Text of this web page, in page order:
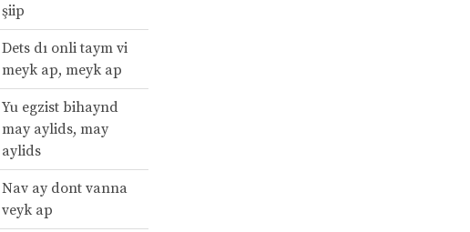
şiip
Dets dı onli taym vi
meyk ap, meyk ap
Yu egzist bihaynd
may aylids, may
aylids
Nav ay dont vanna
veyk ap